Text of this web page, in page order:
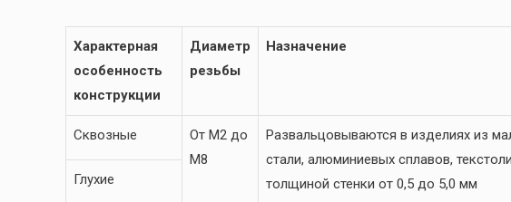
Характерная
особенность
конструкции
Диаметр
резьбы
Назначение
Сквозные
От М2 до
М8
Развальцовываются в изделиях из
стали, алюминиевых сплавов,
толщиной стенки от 0,5 до 5,0 мм
Глухие